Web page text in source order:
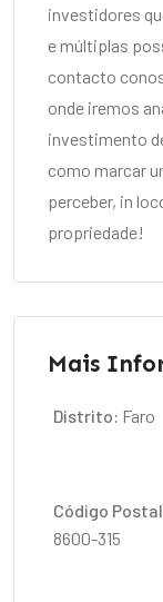
investidores
e múltiplas
contacto
onde iremos
investimento
como marcar
perceber, in
propriedade!
Mais
Distrito: Faro
Código
8600-315